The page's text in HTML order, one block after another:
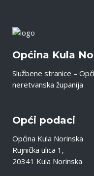
Općina Kula
Službene stranice –
neretvanska županija
Opći podaci
Općina Kula Norinska
Rujnička ulica 1,
20341 Kula Norinska